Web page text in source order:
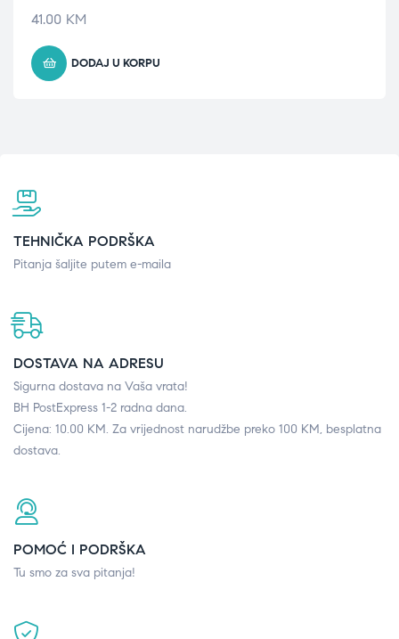
41.00 KM
DODAJ U KORPU
TEHNIČKA PODRŠKA
Pitanja šaljite putem e-maila
DOSTAVA NA ADRESU
Sigurna dostava na Vaša vrata!
BH PostExpress 1-2 radna dana.
Cijena: 10.00 KM. Za vrijednost narudžbe preko 100 KM, besplatna
dostava.
POMOĆ I PODRŠKA
Tu smo za sva pitanja!